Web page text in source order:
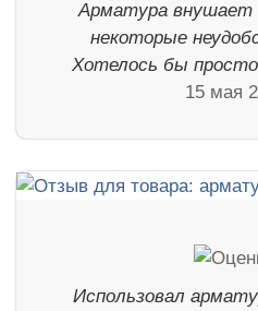
Арматура внушает
некоторые
Хотелось бы
15 мая
Использовал